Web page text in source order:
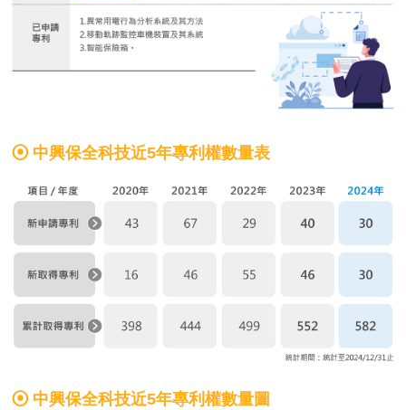
中興保全科技近5年專利權數量表
中興保全科技近5年專利權數量圖